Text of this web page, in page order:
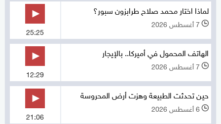
لماذا اختار محمد صلاح طرابزون سبور؟
l 7 أغسطس 2026
25:25
الهاتف المحمول في أميركا.. بالإيجار
l 7 أغسطس 2026
12:29
حين تحدثت الطبيعة وهزت أرض المحروسة
l 6 أغسطس 2026
21:06